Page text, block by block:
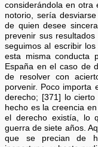
considerándola en otra
notorio, sería
de quien desee
prevenir sus
seguimos al escribir
esta misma conducta
España en el caso de
de resolver con
porvenir. Poco importa
derecho; [371] lo
hecho es la creencia
el derecho existía, lo
guerra de siete años.
que se precian de